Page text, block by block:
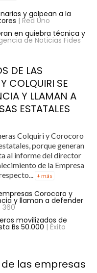
y golpean a la
| Red Uno
en quiebra técnica y
de Noticias Fides
DE LAS
COLQUIRI SE
Y LLAMAN A
ESTATALES
Colquiri y Corocoro
porque generan
al informe del director
de la Empresa
+ más
Corocoro y
y llaman a defender
360
movilizados de
Bs 50.000 | Éxito
las empresas